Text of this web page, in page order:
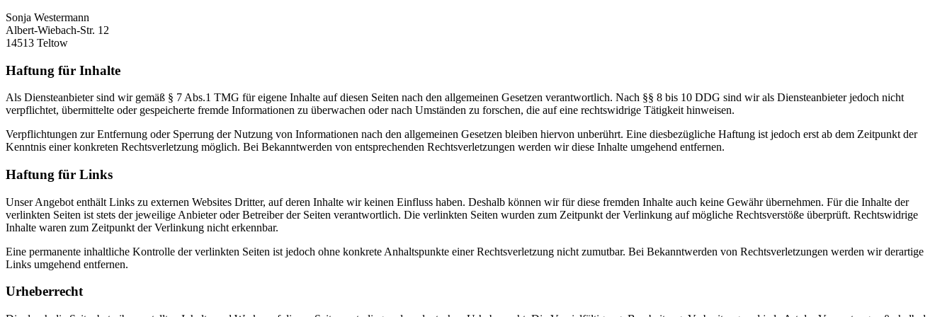
Sonja Westermann
Albert-Wiebach-Str. 12
14513 Teltow
Haftung für Inhalte
Als Diensteanbieter sind wir gemäß § 7 Abs.1 TMG für eigene Inhalte auf diesen Seiten nach den allgemeinen Gesetzen verantwortlich. Nach §§ 8 bis 10 DDG sind wir als Diensteanbieter jedoch nicht
verpflichtet, übermittelte oder gespeicherte fremde Informationen zu überwachen oder nach Umständen zu forschen, die auf eine rechtswidrige Tätigkeit hinweisen.
Verpflichtungen zur Entfernung oder Sperrung der Nutzung von Informationen nach den allgemeinen Gesetzen bleiben hiervon unberührt. Eine diesbezügliche Haftung ist jedoch erst ab dem Zeitpunkt der
Kenntnis einer konkreten Rechtsverletzung möglich. Bei Bekanntwerden von entsprechenden Rechtsverletzungen werden wir diese Inhalte umgehend entfernen.
Haftung für Links
Unser Angebot enthält Links zu externen Websites Dritter, auf deren Inhalte wir keinen Einfluss haben. Deshalb können wir für diese fremden Inhalte auch keine Gewähr übernehmen. Für die Inhalte der
verlinkten Seiten ist stets der jeweilige Anbieter oder Betreiber der Seiten verantwortlich. Die verlinkten Seiten wurden zum Zeitpunkt der Verlinkung auf mögliche Rechtsverstöße überprüft. Rechtswidrige
Inhalte waren zum Zeitpunkt der Verlinkung nicht erkennbar.
Eine permanente inhaltliche Kontrolle der verlinkten Seiten ist jedoch ohne konkrete Anhaltspunkte einer Rechtsverletzung nicht zumutbar. Bei Bekanntwerden von Rechtsverletzungen werden wir derartige
Links umgehend entfernen.
Urheberrecht